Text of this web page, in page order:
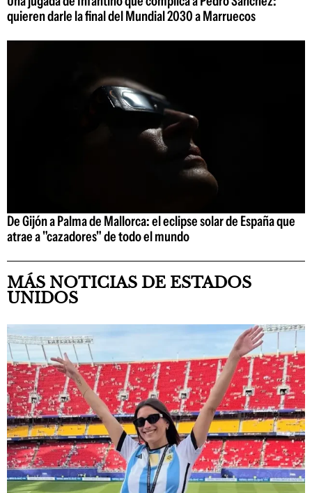
quieren darle la final del Mundial 2030 a Marruecos
De Gijón a Palma de Mallorca: el eclipse solar de España que
atrae a "cazadores" de todo el mundo
MÁS NOTICIAS DE ESTADOS
UNIDOS